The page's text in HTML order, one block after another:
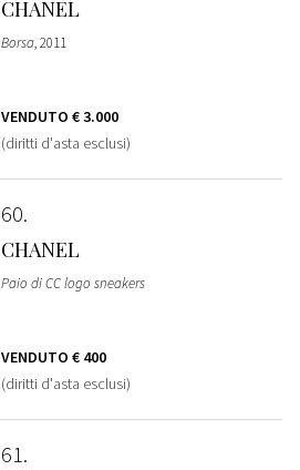
CHANEL
Borsa, 2011
VENDUTO € 3.000
(diritti d'asta esclusi)
60
CHANEL
Paio di CC logo sneakers
VENDUTO € 400
(diritti d'asta esclusi)
61